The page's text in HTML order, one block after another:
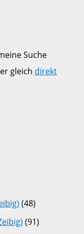
Suche
gleich direkt
(48)
(91)